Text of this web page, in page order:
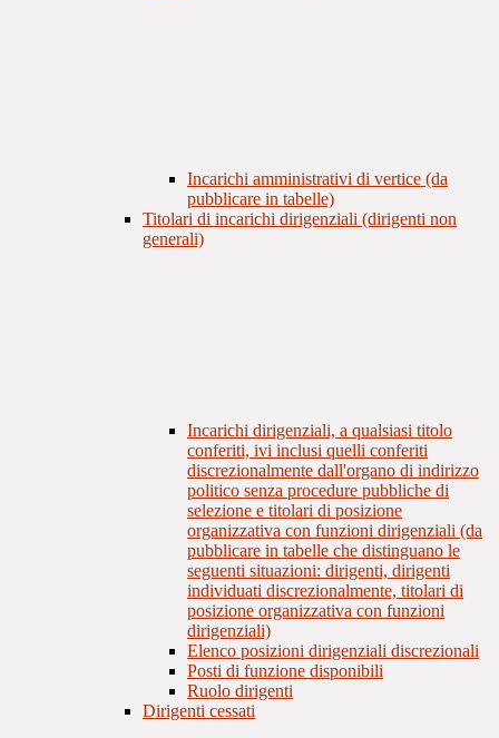
Incarichi amministrativi di vertice (da
pubblicare in tabelle)
Titolari di incarichi dirigenziali (dirigenti non
generali)
Incarichi dirigenziali, a qualsiasi titolo
conferiti, ivi inclusi quelli conferiti
discrezionalmente dall'organo di indirizzo
politico senza procedure pubbliche di
selezione e titolari di posizione
organizzativa con funzioni dirigenziali (da
pubblicare in tabelle che distinguano le
seguenti situazioni: dirigenti, dirigenti
individuati discrezionalmente, titolari di
posizione organizzativa con funzioni
dirigenziali)
Elenco posizioni dirigenziali discrezionali
Posti di funzione disponibili
Ruolo dirigenti
Dirigenti cessati